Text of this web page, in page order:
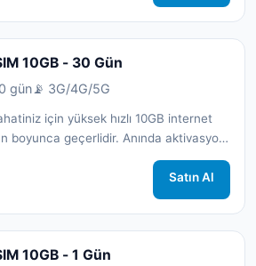
10GB - 30 Gün
gün📡 3G/4G/5G
için yüksek hızlı 10GB internet
boyunca geçerlidir. Anında aktivasyon
Satın Al
10GB - 1 Gün